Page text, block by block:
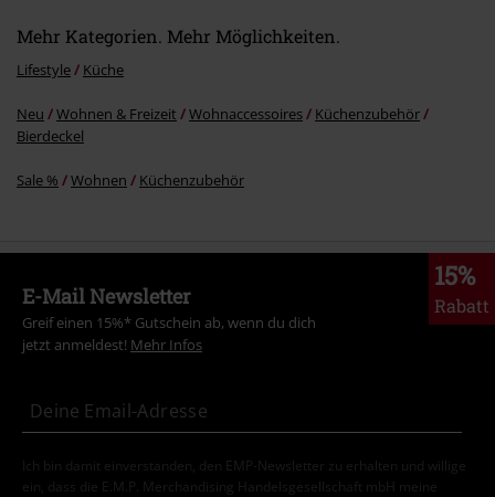
Kommentar jetzt abschicken!
Mehr Kategorien. Mehr Möglichkeiten.
Lifestyle Küche
Neu Wohnen & Freizeit Wohnaccessoires
Küchenzubehör
Bierdeckel
Sale % Wohnen Küchenzubehör
15%
Rabatt
E-Mail Newsletter
Greif einen 15%* Gutschein ab, wenn du dich
jetzt anmeldest! Mehr Infos
Ich bin damit einverstanden, den EMP-Newsletter zu erhalten und willige
ein, dass die E.M.P. Merchandising Handelsgesellschaft mbH meine